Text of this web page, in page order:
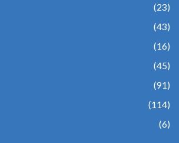
(23)
(43)
(16)
(45)
(91)
(114)
(6)